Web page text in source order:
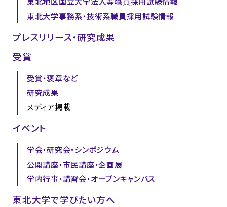
東北大学事務系・技術系職員採用試験情報
プレスリリース・研究成果
受賞
受賞・褒章など
研究成果
メディア掲載
イベント
学会・研究会・シンポジウム
公開講座・市民講座・企画展
学内行事・講習会・オープンキャンパス
東北大学で学びたい方へ